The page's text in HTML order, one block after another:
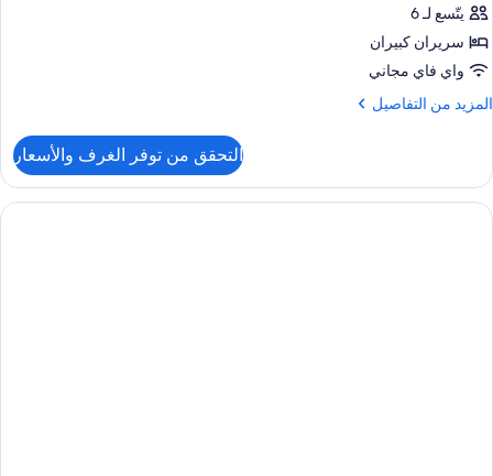
يتّسع لـ 6
سريران كبيران
واي فاي مجاني
المزيد من التفاصيل
المزيد
جناح
سريران
التحقق من توفر الغرف والأسعار